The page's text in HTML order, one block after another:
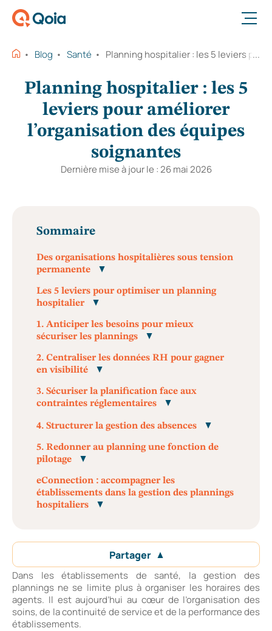
Ouvrir le menu
Blog Santé Planning hospitalier : les 5 leviers
Planning hospitalier : les 5
leviers pour améliorer
l’organisation des équipes
soignantes
Dernière mise à jour le : 26 mai 2026
Sommaire
Des organisations hospitalières sous tension
permanente
Les 5 leviers pour optimiser un planning
hospitalier
1. Anticiper les besoins pour mieux
sécuriser les plannings
2. Centraliser les données RH pour gagner
en visibilité
3. Sécuriser la planification face aux
contraintes réglementaires
4. Structurer la gestion des absences
5. Redonner au planning une fonction de
pilotage
eConnection : accompagner les
établissements dans la gestion des plannings
hospitaliers
Partager
Dans les établissements de santé, la gestion des
plannings ne se limite plus à organiser les horaires des
agents. Il est aujourd’hui au cœur de l’organisation des
soins, de la continuité de service et de la performance des
établissements.